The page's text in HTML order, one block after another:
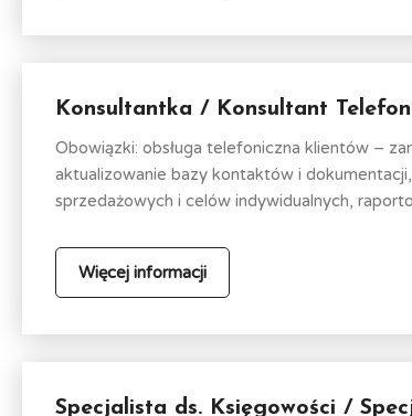
Konsultantka / Konsultant
Obowiązki: obsługa telefoniczna klientów –
aktualizowanie bazy kontaktów i
sprzedażowych i celów indywidualnych,
Więcej informacji
Specjalista ds. Księgowości /